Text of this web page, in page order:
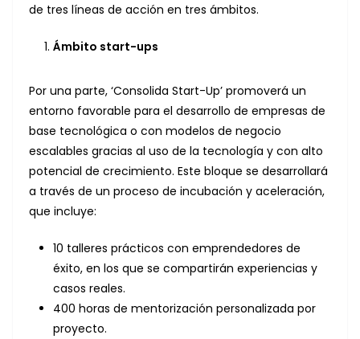
de tres líneas de acción en tres ámbitos.
Ámbito start-ups
Por una parte, ‘Consolida Start-Up’ promoverá un
entorno favorable para el desarrollo de empresas de
base tecnológica o con modelos de negocio
escalables gracias al uso de la tecnología y con alto
potencial de crecimiento. Este bloque se desarrollará
a través de un proceso de incubación y aceleración,
que incluye:
10 talleres prácticos con emprendedores de
éxito, en los que se compartirán experiencias y
casos reales.
400 horas de mentorización personalizada por
proyecto.